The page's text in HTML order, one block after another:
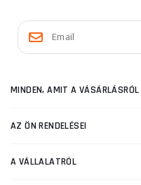
MINDEN, AMIT A
AZ ÖN RENDELÉSEI
A VÁLLALATRÓL